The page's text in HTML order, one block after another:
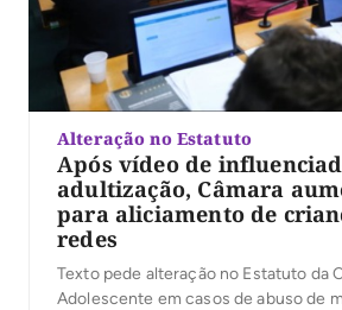
Alteração no Estatuto
Após vídeo de
adultização, Câmara
para aliciamento de
redes
Texto pede alteração no Estatuto da
Adolescente em casos de abuso de